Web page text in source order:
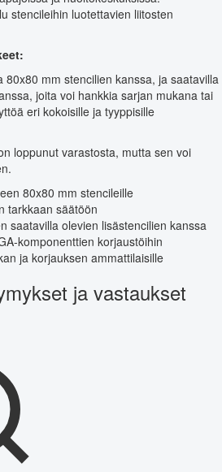
stencileihin luotettavien liitosten
mm stencilien kanssa, ja saatavilla
joita voi hankkia sarjan mukana tai
eri kokoisille ja tyyppisille
loppunut varastosta, mutta sen voi
80x80 mm stencileille
tarkkaan säätöön
saatavilla olevien lisästencilien kanssa
komponenttien korjaustöihin
ja korjauksen ammattilaisille
ja vastaukset